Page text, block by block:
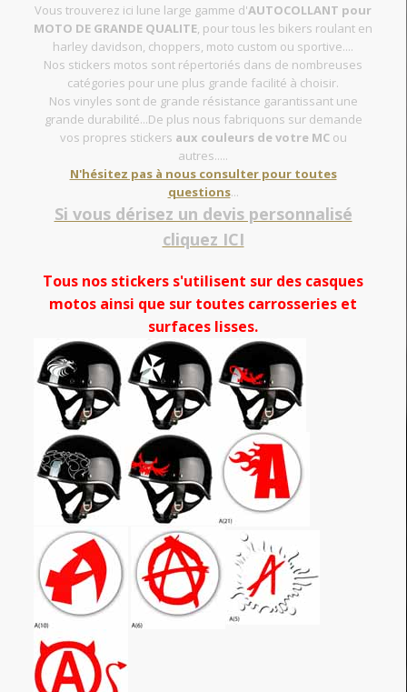
Vous trouverez ici lune large gamme d'AUTOCOLLANT pour
MOTO DE GRANDE QUALITE , pour tous les bikers roulant en
harley davidson, choppers, moto custom ou sportive....
Nos stickers motos sont répertoriés dans de nombreuses
catégories pour une plus grande facilité à choisir.
Nos vinyles sont de grande résistance garantissant une
grande durabilité...De plus nous fabriquons sur demande
vos propres stickers aux couleurs de votre MCou
autres.....
N'hésitez pas à nous consulter pour toutes
questions...
Si vous dérisez un devis personnalisé
cliquez ICI
Tous nos stickers s'utilisent sur des casques
motos ainsi que sur toutes carrosseries et
surfaces lisses.